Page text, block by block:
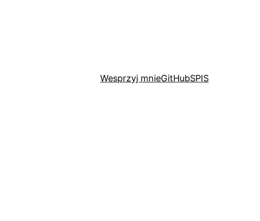
Wesprzyj mnieGitHubSPIS